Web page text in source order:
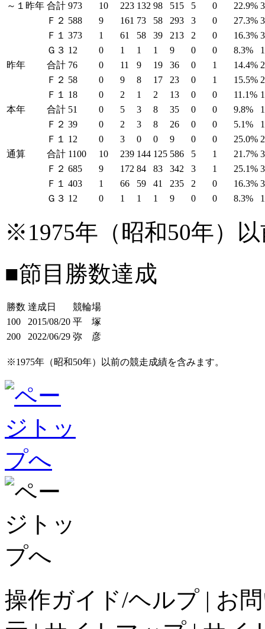
～１昨年 合計 973 10 223 132 98 515 5 0 22.9%
Ｆ２ 588 9 161 73 58 293 3 0 27.3%
Ｆ１
373 1 61 58 39 213 2 0 16.3%
Ｇ３ 12 0 1 1 1 9 0 0 8.3%
昨年
合計 76 0 11 9 19 36 0 1 14.4%
Ｆ２ 58 0 9 8 17 23 0 1 15.5%
Ｆ１
18 0 2 1 2 13 0 0 11.1%
本年
合計 51 0 5 3 8 35 0 0 9.8%
Ｆ２ 39 0 2 3 8 26 0 0 5.1%
Ｆ１
12 0 3 0 0 9 0 0 25.0%
通算
合計 1100 10 239 144 125 586 5 1 21.7%
Ｆ２ 685 9 172 84 83 342 3 1 25.1%
Ｆ１
403 1 66 59 41 235 2 0 16.3%
Ｇ３ 12 0 1 1 1 9 0 0 8.3%
※1975年（昭和50年）
■節目勝数達成
勝数 達成日
競輪場
100
2015/08/20 平 塚
200
2022/06/29 弥 彦
※1975年（昭和50年）以前の競走成績を含みます。
操作ガイド/ヘルプ | お